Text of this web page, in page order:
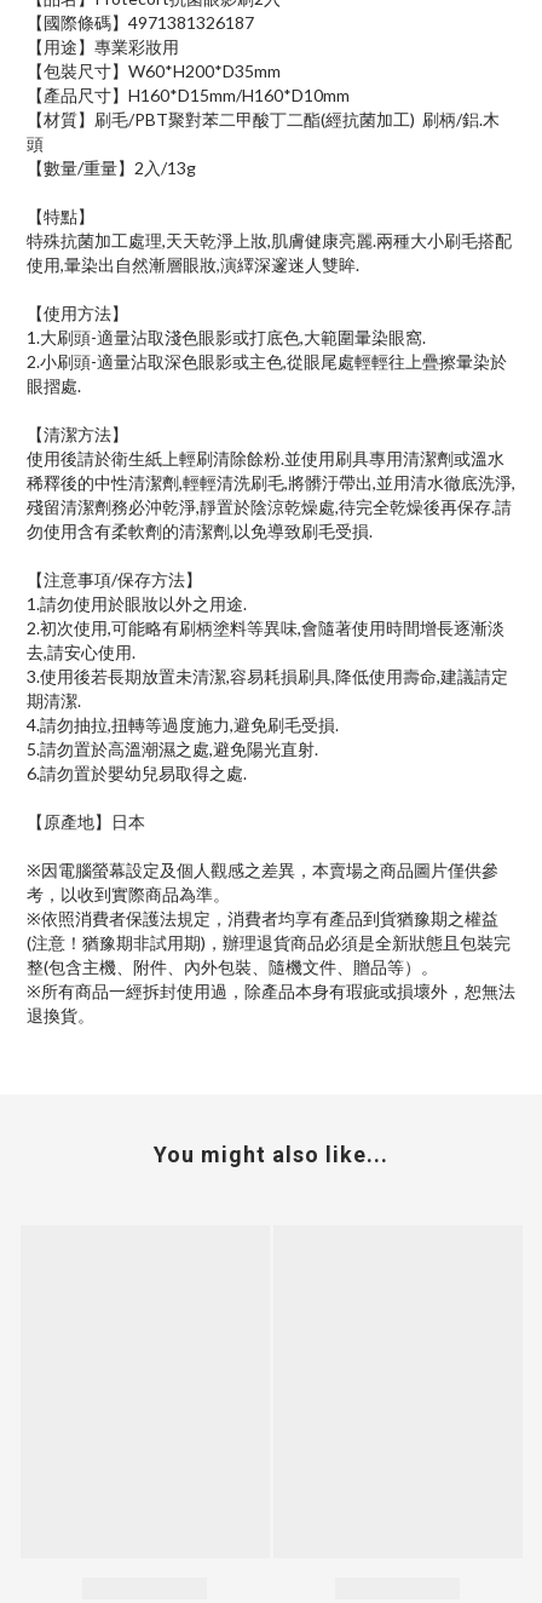
【國際條碼】4971381326187
【用途】專業彩妝用
【包裝尺寸】W60*H200*D35mm
【產品尺寸】H160*D15mm/H160*D10mm
【材質】刷毛/PBT聚對苯二甲酸丁二酯(經抗菌加工) 刷柄/鋁.木
頭
【數量/重量】2入/13g
【特點】
特殊抗菌加工處理,天天乾淨上妝,肌膚健康亮麗.兩種大小刷毛搭配
使用,暈染出自然漸層眼妝,演繹深邃迷人雙眸.
【使用方法】
1.大刷頭-適量沾取淺色眼影或打底色,大範圍暈染眼窩.
2.小刷頭-適量沾取深色眼影或主色,從眼尾處輕輕往上疊擦暈染於
眼摺處.
【清潔方法】
使用後請於衛生紙上輕刷清除餘粉.並使用刷具專用清潔劑或溫水
稀釋後的中性清潔劑,輕輕清洗刷毛,將髒汙帶出,並用清水徹底洗淨,
殘留清潔劑務必沖乾淨,靜置於陰涼乾燥處,待完全乾燥後再保存.請
勿使用含有柔軟劑的清潔劑,以免導致刷毛受損.
【注意事項/保存方法】
1.請勿使用於眼妝以外之用途.
2.初次使用,可能略有刷柄塗料等異味,會隨著使用時間增長逐漸淡
去,請安心使用.
3.使用後若長期放置未清潔,容易耗損刷具,降低使用壽命,建議請定
期清潔.
4.請勿抽拉,扭轉等過度施力,避免刷毛受損.
5.請勿置於高溫潮濕之處,避免陽光直射.
6.請勿置於嬰幼兒易取得之處.
【原產地】日本
※因電腦螢幕設定及個人觀感之差異，本賣場之商品圖片僅供參
考，以收到實際商品為準。
※依照消費者保護法規定，消費者均享有產品到貨猶豫期之權益
(注意！猶豫期非試用期)，辦理退貨商品必須是全新狀態且包裝完
整(包含主機、附件、內外包裝、隨機文件、贈品等）。
※所有商品一經拆封使用過，除產品本身有瑕疵或損壞外，恕無法
退換貨。
You might also like...